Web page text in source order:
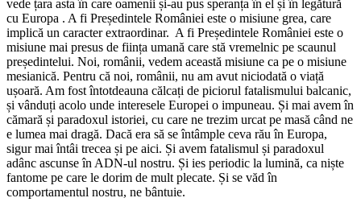
vede țara asta în care oamenii și-au pus speranța în el și în legătură
cu Europa . A fi Președintele României este o misiune grea, care
implică un caracter extraordinar. A fi Președintele României este o
misiune mai presus de ființa umană care stă vremelnic pe scaunul
președintelui. Noi, românii, vedem această misiune ca pe o misiune
mesianică. Pentru că noi, românii, nu am avut niciodată o viață
ușoară. Am fost întotdeauna călcați de piciorul fatalismului balcanic,
și vânduți acolo unde interesele Europei o impuneau. Și mai avem în
cămară și paradoxul istoriei, cu care ne trezim urcat pe masă când ne
e lumea mai dragă. Dacă era să se întâmple ceva rău în Europa,
sigur mai întâi trecea și pe aici. Și avem fatalismul și paradoxul
adânc ascunse în ADN-ul nostru. Și ies periodic la lumină, ca niște
fantome pe care le dorim de mult plecate. Și se văd în
comportamentul nostru, ne bântuie.